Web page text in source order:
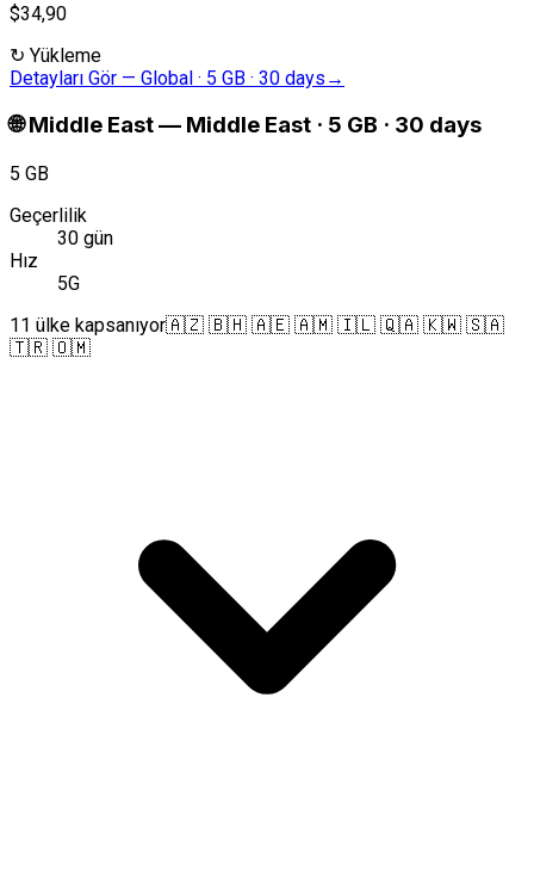
$34,90
↻ Yükleme
Detayları Gör — Global · 5 GB · 30 days →
🌐 Middle East— Middle East · 5 GB · 30 days
5 GB
Geçerlilik
30 gün
Hız
5G
11 ülke kapsanıyor🇦🇿 🇧🇭 🇦🇪 🇦🇲 🇮🇱 🇶🇦 🇰🇼 🇸🇦
🇹🇷 🇴🇲